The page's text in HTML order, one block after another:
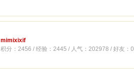
mimixixif
积分：2456 / 经验：2445 / 人气：202978 / 好友：0